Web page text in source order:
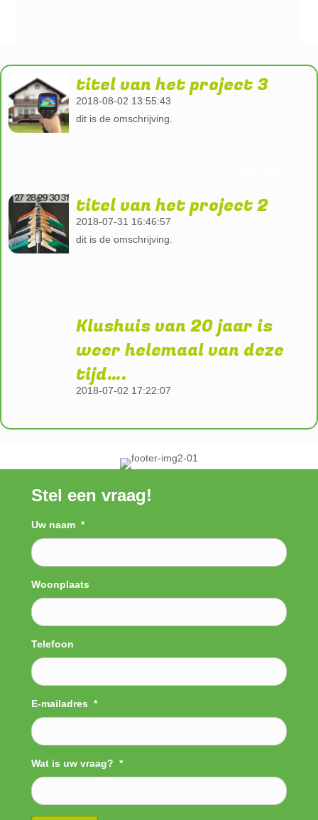
titel van het project 3
2018-08-02 13:55:43
dit is de omschrijving.
titel van het project 2
2018-07-31 16:46:57
dit is de omschrijving.
Klushuis van 20 jaar is
weer helemaal van deze
tijd….
2018-07-02 17:22:07
Stel een vraag!
Uw naam *
Woonplaats
Telefoon
E-mailadres *
Wat is uw vraag? *